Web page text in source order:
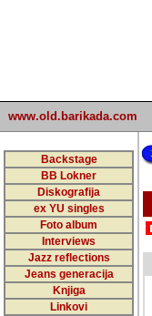
www.old.barikada.com
Backstage
BB Lokner
Diskografija
ex YU singles
Foto album
Interviews
Jazz reflections
Jeans generacija
Knjiga
Linkovi